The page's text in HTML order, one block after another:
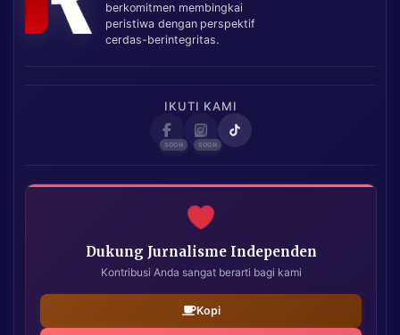
berkomitmen membingkai
peristiwa dengan perspektif
cerdas-berintegritas.
IKUTI KAMI
Dukung Jurnalisme Independen
Kontribusi Anda sangat berarti bagi kami
Kopi